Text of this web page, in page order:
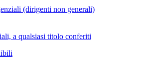
(dirigenti non generali)
a qualsiasi titolo conferiti